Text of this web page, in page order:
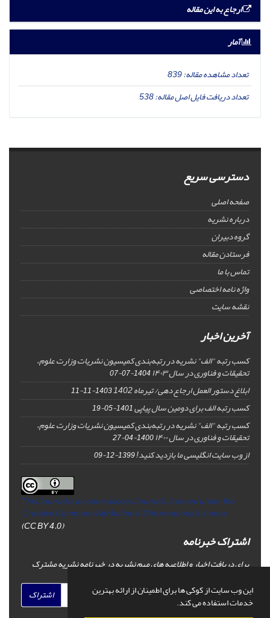
این وب سایت از کوکی ها برای اطمینان از ارائه بهترین
خدمات استفاده می کند.
ارجاع به این مقاله
آمار
تعداد مشاهده مقاله:839
تعداد دریافت فایل اصل مقاله:538
دسترسی سریع
صفحه اصلی
درباره نشریه
گروه دبیران
فرستادن مقاله
تماس با ما
واژه نامه اختصاصی
نقشه سایت
آخرین اخبار
کسب رتبه "الف" نشریه در رتبه‌بندی کمیسیون نشریات وزارت علوم،
تحقیقات و فناوری در سال ۱۴۰۳ 1404-07-07
ابلاغ دستور العمل ارجاع دهی/ تیرماه 1402 1403-11-11
کسب رتبه الف برای دومین سال پیاپی1401-05-19
کسب رتبه "الف" نشریه در رتبه‌بندی کمیسیون نشریات وزارت علوم،
تحقیقات و فناوری در سال ۱۴۰۰ 1400-04-27
از وب سایت انگلیسی ما بازدید کنید!1399-12-09
This Journal is an open access Journal Licensedunder the
Creative Commons Attribution 4.0 International License
(CC BY 4.0)
اشتراک خبرنامه
برای دریافت اخبار و اطلاعیه های مهم نشریه در خبرنامه نشریه مشترک
اشتراک